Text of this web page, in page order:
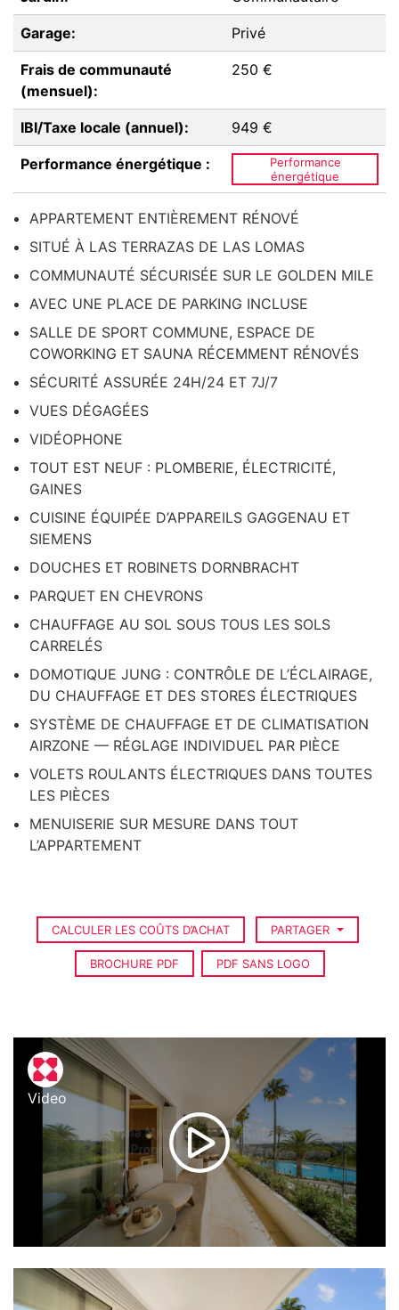
Garage: Privé
Frais de communauté
(mensuel):
250 €
IBI/Taxe locale (annuel): 949 €
Performance énergétique :
Performance
énergétique
APPARTEMENT ENTIÈREMENT RÉNOVÉ
SITUÉ À LAS TERRAZAS DE LAS LOMAS
COMMUNAUTÉ SÉCURISÉE SUR LE GOLDEN MILE
AVEC UNE PLACE DE PARKING INCLUSE
SALLE DE SPORT COMMUNE, ESPACE DE
COWORKING ET SAUNA RÉCEMMENT RÉNOVÉS
SÉCURITÉ ASSURÉE 24H/24 ET 7J/7
VUES DÉGAGÉES
VIDÉOPHONE
TOUT EST NEUF : PLOMBERIE, ÉLECTRICITÉ,
GAINES
CUISINE ÉQUIPÉE D’APPAREILS GAGGENAU ET
SIEMENS
DOUCHES ET ROBINETS DORNBRACHT
PARQUET EN CHEVRONS
CHAUFFAGE AU SOL SOUS TOUS LES SOLS
CARRELÉS
DOMOTIQUE JUNG : CONTRÔLE DE L’ÉCLAIRAGE,
DU CHAUFFAGE ET DES STORES ÉLECTRIQUES
SYSTÈME DE CHAUFFAGE ET DE CLIMATISATION
AIRZONE — RÉGLAGE INDIVIDUEL PAR PIÈCE
VOLETS ROULANTS ÉLECTRIQUES DANS TOUTES
LES PIÈCES
MENUISERIE SUR MESURE DANS TOUT
L’APPARTEMENT
CALCULER LES COÛTS D’ACHAT PARTAGER
BROCHURE PDF PDF SANS LOGO
Video